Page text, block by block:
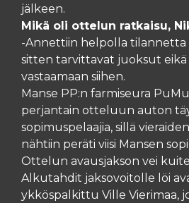
jälkeen.
Mikä oli ottelun ratkaisu,
-Annettiin helpolla tilannetta
sitten tarvittavat juoksut
vastaamaan siihen.
Manse PP:n farmiseura
perjantain otteluun auton
sopimuspelaajia, sillä
nähtiin peräti viisi Mansen
Ottelun avausjakson vei
Alkutahdit jaksovoitolle löi
ykköspalkittu Ville Vierimaa,